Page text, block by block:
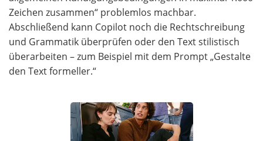
Zeichen zusammen“ problemlos machbar.
Abschließend kann Copilot noch die Rechtschreibung
und Grammatik überprüfen oder den Text stilistisch
überarbeiten – zum Beispiel mit dem Prompt „Gestalte
den Text formeller.“